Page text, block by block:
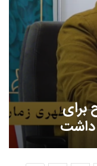
برای
داشت